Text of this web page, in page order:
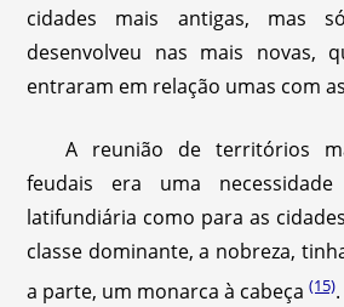
cidades mais antigas, mas
desenvolveu nas mais novas,
entraram em relação umas com
A reunião de territórios
feudais era uma
latifundiária como para as
classe dominante, a nobreza,
a parte, um monarca à cabeça(15).